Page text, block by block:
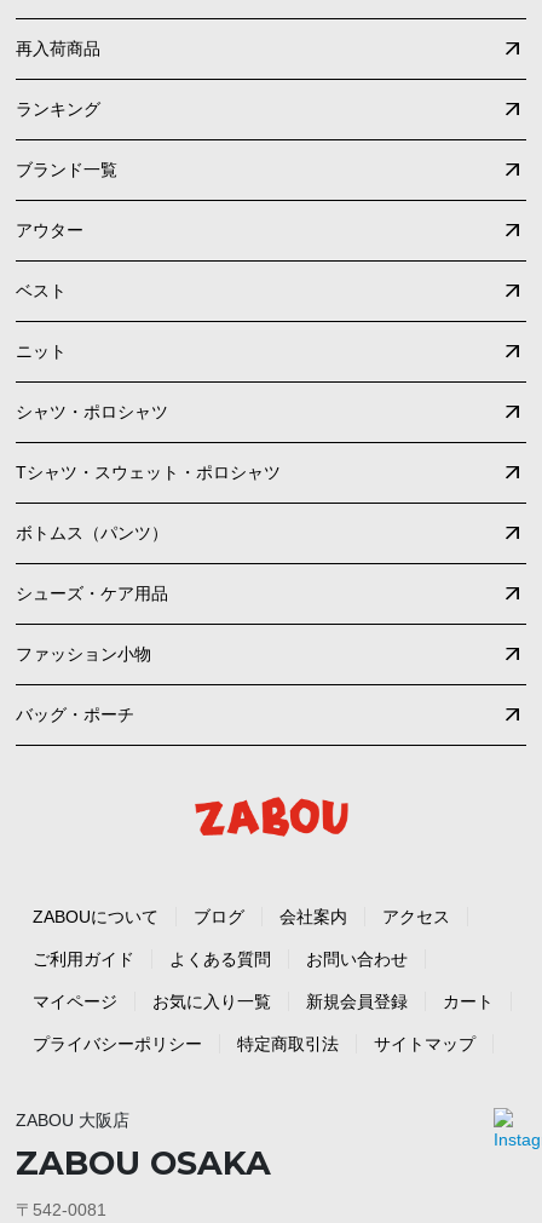
再入荷商品
ランキング
ブランド一覧
アウター
ベスト
ニット
シャツ・ポロシャツ
Tシャツ・スウェット・ポロシャツ
ボトムス（パンツ）
シューズ・ケア用品
ファッション小物
バッグ・ポーチ
ZABOUについて ブログ 会社案内 アクセス
ご利用ガイド よくある質問 お問い合わせ
マイページ お気に入り一覧 新規会員登録 カート
プライバシーポリシー 特定商取引法 サイトマップ
ZABOU 大阪店
ZABOU OSAKA
〒542-0081